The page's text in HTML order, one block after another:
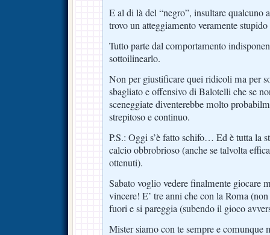
E al di là del “negro”, insultare qualcuno
trovo un atteggiamento veramente
Tutto parte dal comportamento
sottoilinearlo.
Non per giustificare quei ridicoli ma per
sbagliato e offensivo di Balotelli che se
sceneggiate diventerebbe molto
strepitoso e continuo.
P.S.: Oggi s’è fatto schifo… Ed è tutta la
calcio obbrobrioso (anche se talvolta
ottenuti).
Sabato voglio vedere finalmente giocare
vincere! E’ tre anni che con la Roma
fuori e si pareggia (subendo il gioco
Mister siamo con te sempre e comunque